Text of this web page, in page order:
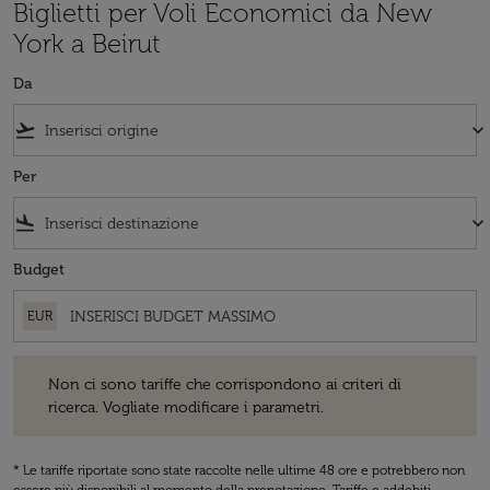
Biglietti per Voli Economici da New
York a Beirut
Da
flight_takeoff keyboard_arrow_down
Per
flight_land keyboard_arrow_down
Budget
EUR
Non ci sono tariffe che corrispondono ai criteri di
ricerca. Vogliate modificare i parametri.
* Le tariffe riportate sono state raccolte nelle ultime 48 ore e potrebbero non